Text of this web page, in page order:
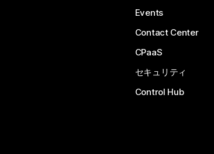
Events
Contact Center
CPaaS
セキュリティ
Control Hub